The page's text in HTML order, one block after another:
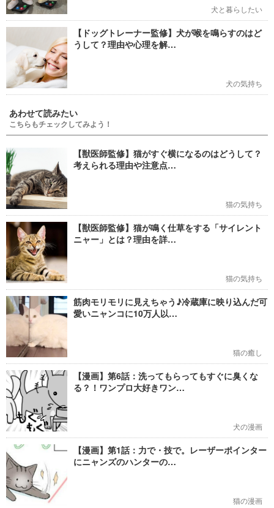
犬と暮らしたい
【ドッグトレーナー監修】犬が喉を鳴らすのはど
うして？理由や心理を解…
犬の気持ち
あわせて読みたい
こちらもチェックしてみよう！
【獣医師監修】猫がすぐ横になるのはどうして？
考えられる理由や注意点…
猫の気持ち
【獣医師監修】猫が鳴く仕草をする「サイレント
ニャー」とは？理由を詳…
猫の気持ち
筋肉モリモリに見えちゃう♪冷蔵庫に映り込んだ可
愛いニャンコに10万人以…
猫の癒し
【漫画】第6話：洗ってもらってもすぐに臭くな
る？！ワンプロ大好きワン…
犬の漫画
【漫画】第1話：力で・技で。レーザーポインター
にニャンズのハンターの…
猫の漫画